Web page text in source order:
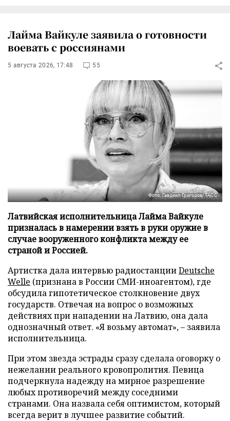
Лайма Вайкуле заявила о готовности
воевать с россиянами
5 августа 2026, 17:48 55
Фото: Гавриил Григоров/ТАСС
Латвийская исполнительница Лайма Вайкуле
призналась в намерении взять в руки оружие в
случае вооруженного конфликта между ее
страной и Россией.
Артистка дала интервью радиостанцииDeutsche
Welle (признана в России СМИ-иноагентом), где
обсудила гипотетическое столкновение двух
государств. Отвечая на вопрос о возможных
действиях при нападении на Латвию, она дала
однозначный ответ. «Я возьму автомат», – заявила
исполнительница.
При этом звезда эстрады сразу сделала оговорку о
нежелании реального кровопролития. Певица
подчеркнула надежду на мирное разрешение
любых противоречий между соседними
странами. Она назвала себя оптимистом, который
всегда верит в лучшее развитие событий.